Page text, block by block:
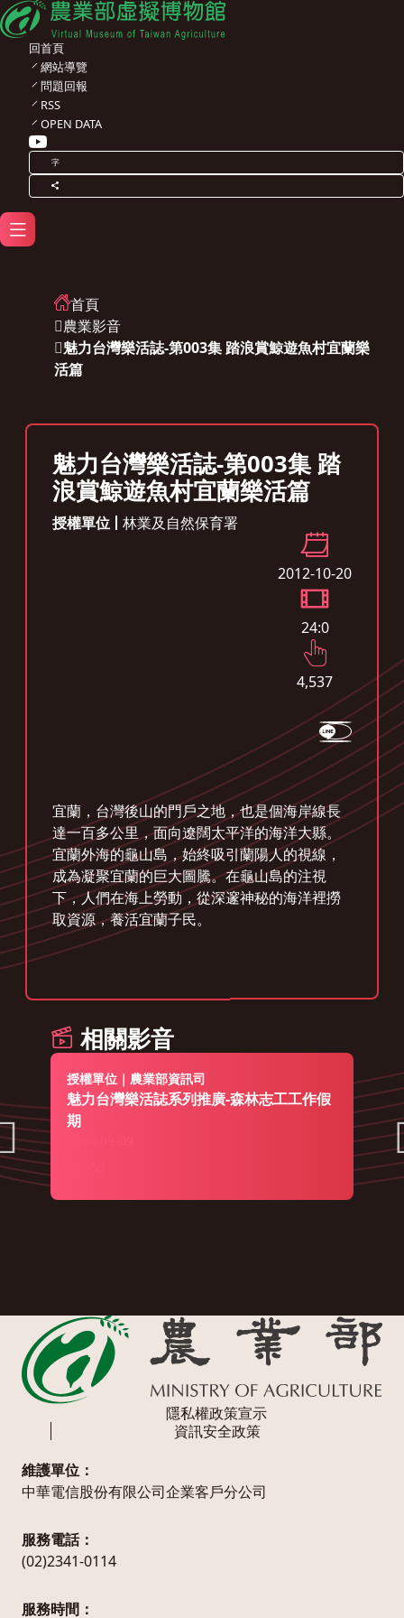
回首頁
網站導覽
問題回報
RSS
OPEN DATA
字
首頁
農業影音
魅力台灣樂活誌-第003集 踏浪賞鯨遊魚村宜蘭樂
活篇
魅力台灣樂活誌-第003集 踏
浪賞鯨遊魚村宜蘭樂活篇
授權單位 林業及自然保育署
2012-10-20
24:0
4,537
宜蘭，台灣後山的門戶之地，也是個海岸線長
達一百多公里，面向遼闊太平洋的海洋大縣。
宜蘭外海的龜山島，始終吸引蘭陽人的視線，
成為凝聚宜蘭的巨大圖騰。在龜山島的注視
下，人們在海上勞動，從深邃神秘的海洋裡撈
取資源，養活宜蘭子民。
相關影音
授權單位｜農業部資訊司
魅力台灣樂活誌系列推廣-森林志工工作假
期
隱私權政策宣示
資訊安全政策
維護單位：
中華電信股份有限公司企業客戶分公司
服務電話：
(02)2341-0114
服務時間：